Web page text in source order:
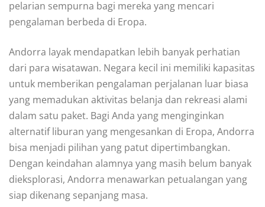
pelarian sempurna bagi mereka yang mencari
pengalaman berbeda di Eropa.
Andorra layak mendapatkan lebih banyak perhatian
dari para wisatawan. Negara kecil ini memiliki kapasitas
untuk memberikan pengalaman perjalanan luar biasa
yang memadukan aktivitas belanja dan rekreasi alami
dalam satu paket. Bagi Anda yang menginginkan
alternatif liburan yang mengesankan di Eropa, Andorra
bisa menjadi pilihan yang patut dipertimbangkan.
Dengan keindahan alamnya yang masih belum banyak
dieksplorasi, Andorra menawarkan petualangan yang
siap dikenang sepanjang masa.